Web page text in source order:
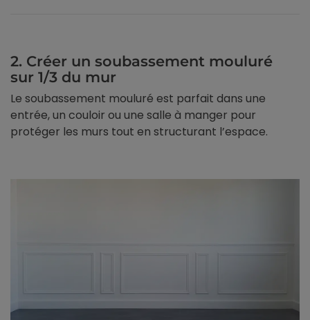
2. Créer un soubassement mouluré
sur 1/3 du mur
Le soubassement mouluré est parfait dans une
entrée, un couloir ou une salle à manger pour
protéger les murs tout en structurant l’espace.